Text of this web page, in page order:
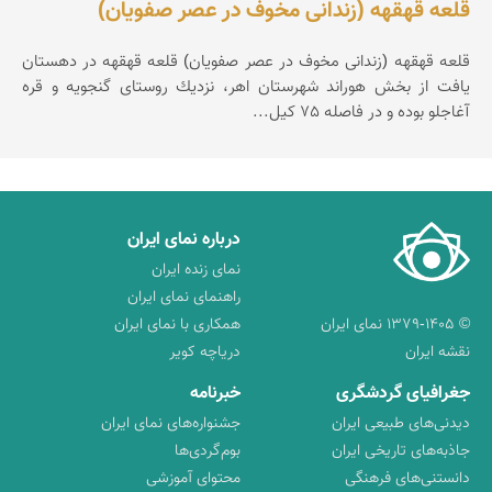
قلعه قهقهه (زندانی مخوف در عصر صفویان)
قلعه قهقهه (زندانی مخوف در عصر صفویان) قلعه قهقهه در دهستان
یافت از بخش هوراند شهرستان اهر، نزدیك روستای گنجویه و قره
آغاجلو بوده و در فاصله 75 کیل...
© ۱۳۷۹-۱۴۰۵ نمای ایران
نقشه ایران
درباره نمای ایران
نمای زنده ایران
راهنمای نمای ایران
همکاری با نمای ایران
دریاچه کویر
جغرافیای گردشگری
دیدنی‌های طبیعی ایران
جاذبه‌های تاریخی ایران
دانستنی‌های فرهنگی
خبرنامه
جشنواره‌های نمای ایران
بوم‌گردی‌ها
محتوای آموزشی